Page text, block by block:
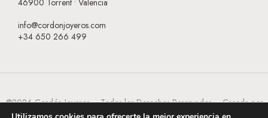
46900 Torrent • Valencia
info@cordonjoyeros.com
+34 650 266 499
@2026 Cordón Joyeros – Todos los Derechos Reservados – Creada por
BESEOWEB